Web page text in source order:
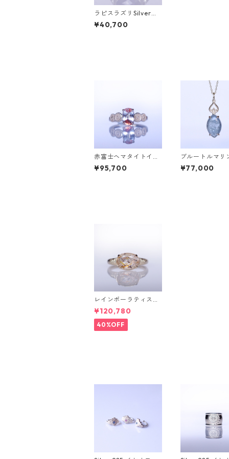
ラピスラズリSilverリ
ング PAO(パオ）[P00
2]
¥40,700
赤富士ヘマタイトイン
クォーツK10リング D
AHMA(ダーマ)[D052]
¥95,700
ブルートルマリ
ネックレス
ス) [H001]
¥77,000
レインボーラティスサ
ンストーン＆ダイヤK1
0リング FATA(ファ
タ）[F019]
¥120,780
40%OFF